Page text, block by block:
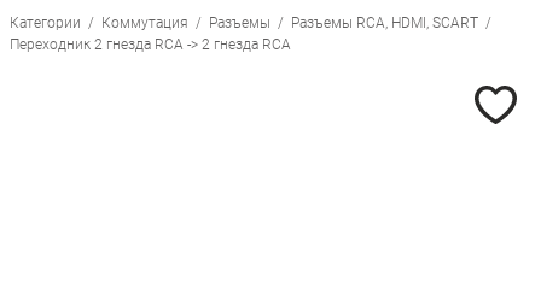
Категории / Коммутация / Разъемы / Разъемы RCA, HDMI, SCART /
Переходник 2 гнезда RCA -> 2 гнезда RCA